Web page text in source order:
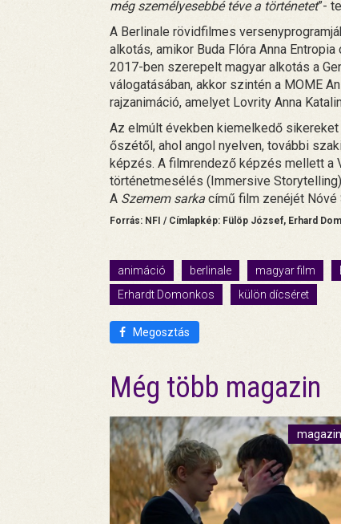
még személyesebbé téve a történetet”-
A Berlinale rövidfilmes
alkotás, amikor Buda Flóra Anna
2017-ben szerepelt magyar alkotás a
válogatásában, akkor szintén a MOME
rajzanimáció, amelyet Lovrity Anna
Az elmúlt években kiemelkedő
őszétől, ahol angol nyelven, további
képzés. A filmrendező képzés mellett a
történetmesélés (Immersive
A Szemem sarka című film zenéjét Nóvé
Forrás: NFI / Címlapkép: Fülöp József, Erhard
animáció berlinale magyar film
Erhardt Domonkos
külön dícséret
Megosztás
Még több magazin
magazin